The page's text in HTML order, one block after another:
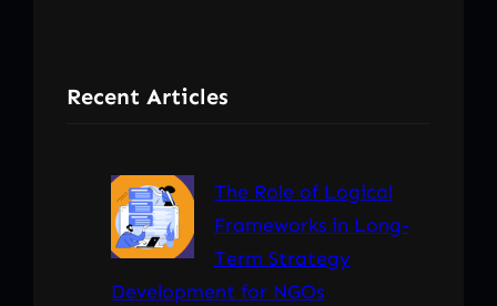
Recent Articles
The Role of Logical
Frameworks in Long-
Term Strategy
Development for NGOs